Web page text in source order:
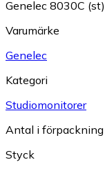
Genelec 8030C (st)
Varumärke
Genelec
Kategori
Studiomonitorer
Antal i förpackning
Styck